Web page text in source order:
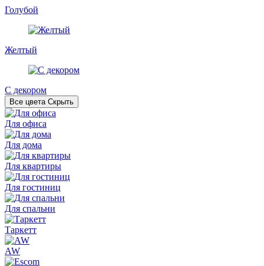
Голубой
Желтый
С декором
Все цвета Скрыть
Для офиса
Для дома
Для квартиры
Для гостиниц
Для спальни
Таркетт
AW